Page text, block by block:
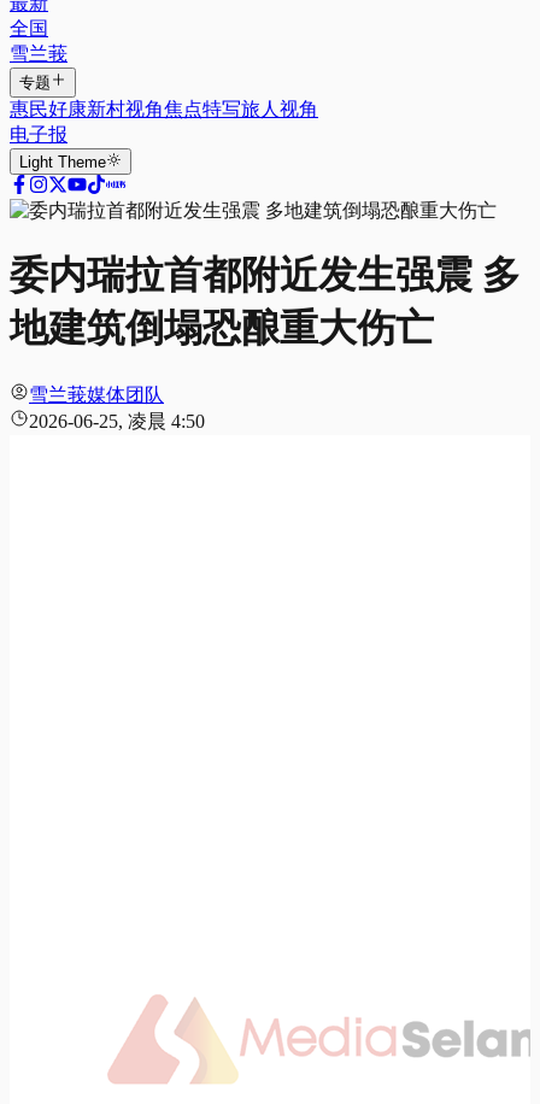
全国
雪兰莪
专题
惠民好康新村视角焦点特写旅人视角
电子报
Light Theme
委内瑞拉首都附近发生强震 多
地建筑倒塌恐酿重大伤亡
雪兰莪媒体团队
2026-06-25, 凌晨 4:50